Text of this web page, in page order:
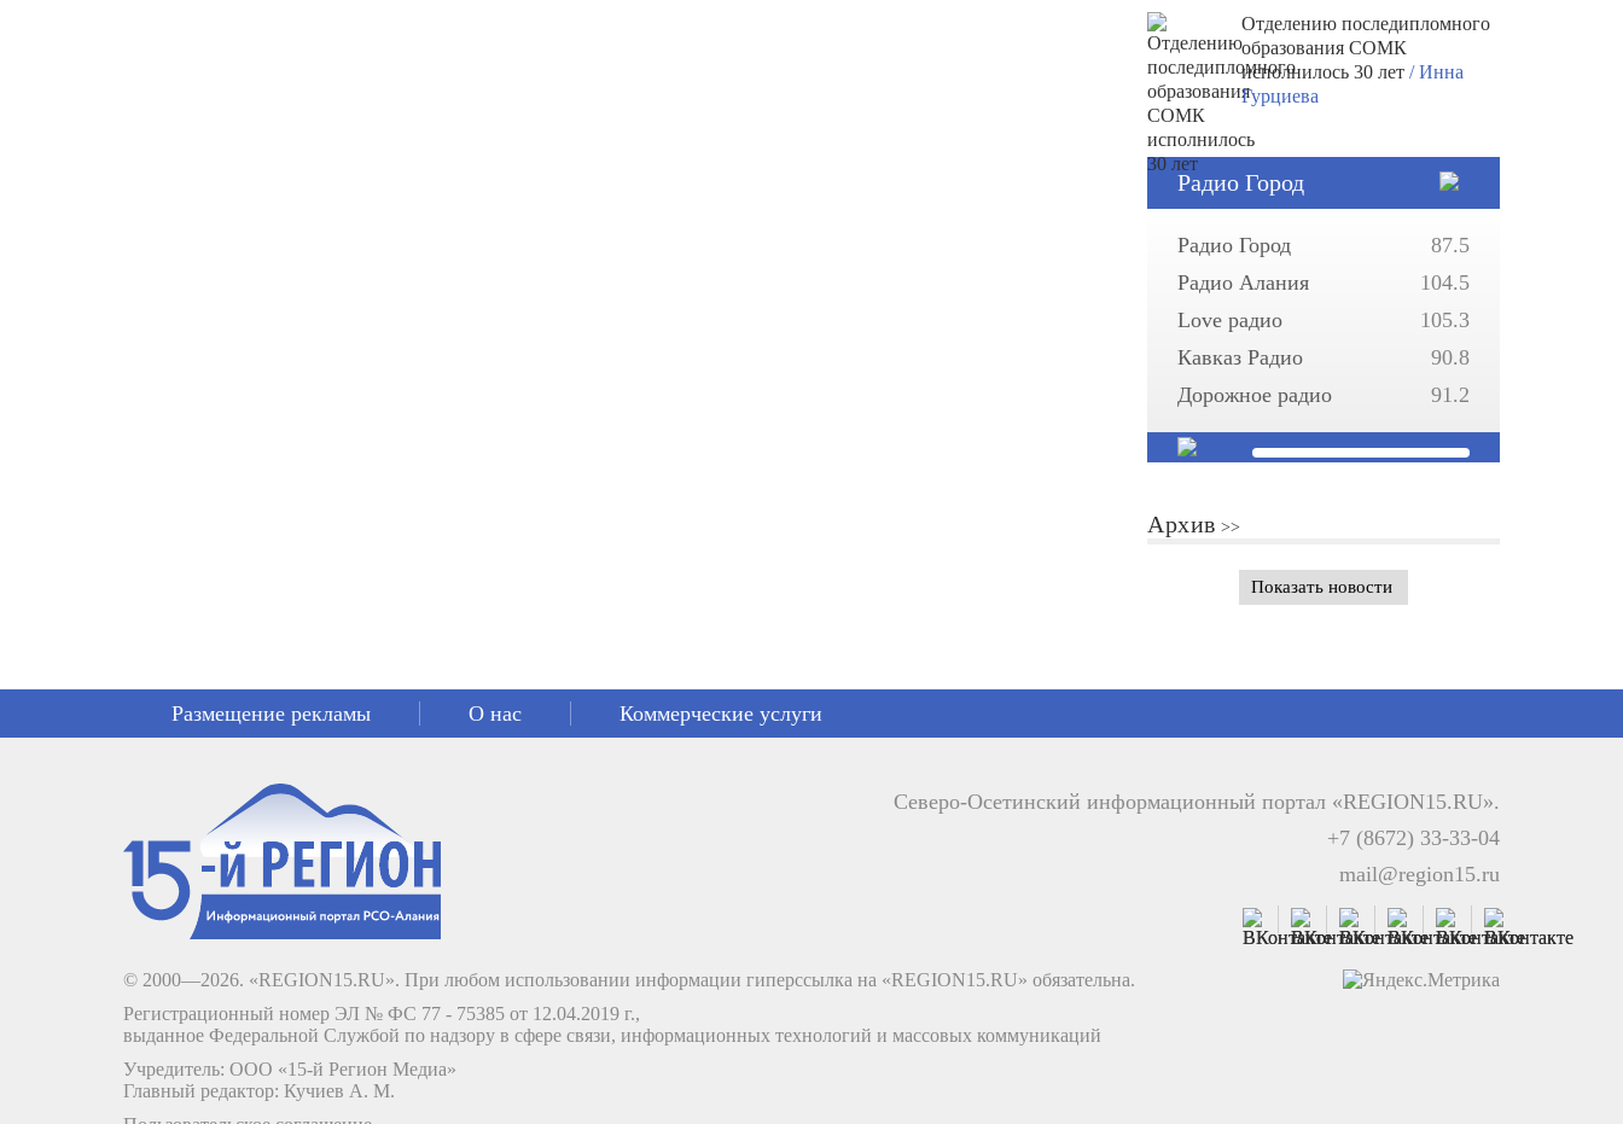
Отделению последипломного
образования СОМК
исполнилось 30 лет/ Инна
Гурциева
Радио Город
Радио Город
87.5
Радио Алания
104.5
Love радио
105.3
Кавказ Радио
90.8
Дорожное радио
91.2
Архив
Показать новости
Размещение рекламы О нас Коммерческие услуги
Северо-Осетинский информационный портал «REGION15.RU».
+7 (8672) 33-33-04
mail@region15.ru
© 2000—2026. «REGION15.RU». При любом использовании информации гиперссылка на «REGION15.RU» обязательна.
Регистрационный номер ЭЛ № ФС 77 - 75385 от 12.04.2019 г.,
выданное Федеральной Службой по надзору в сфере связи, информационных технологий и массовых коммуникаций
Учредитель: ООО «15-й Регион Медиа»
Главный редактор: Кучиев А. М.